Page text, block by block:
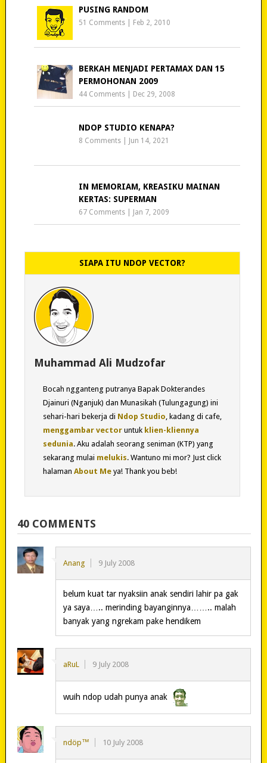
PUSING RANDOM
51 Comments Feb 2, 2010
BERKAH MENJADI PERTAMAX DAN 15
PERMOHONAN 2009
44 Comments Dec 29, 2008
NDOP STUDIO KENAPA?
8 Comments Jun 14, 2021
IN MEMORIAM, KREASIKU MAINAN
KERTAS: SUPERMAN
67 Comments Jan 7, 2009
SIAPA ITU NDOP VECTOR?
Muhammad Ali Mudzofar
Bocah ngganteng putranya Bapak Dokterandes
Djainuri (Nganjuk) dan Munasikah (Tulungagung) ini
sehari-hari bekerja di Ndop Studio, kadang di cafe,
menggambar vectoruntuk klien-kliennya
sedunia. Aku adalah seorang seniman (KTP) yang
sekarang mulai melukis. Wantuno mi mor? Just click
halaman About Meya! Thank you beb!
40 COMMENTS
Anang 9 July 2008
belum kuat tar nyaksiin anak sendiri lahir pa gak
ya saya….. merinding bayanginnya…….. malah
banyak yang ngrekam pake hendikem
aRuL 9 July 2008
wuih ndop udah punya anak
ndöp™ 10 July 2008